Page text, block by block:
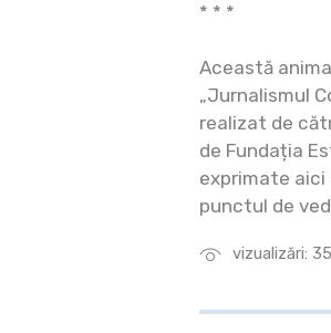
vizualizări:
* * *
Această
„Jurnalismul
realizat de
de Fundația
exprimate
punctul de